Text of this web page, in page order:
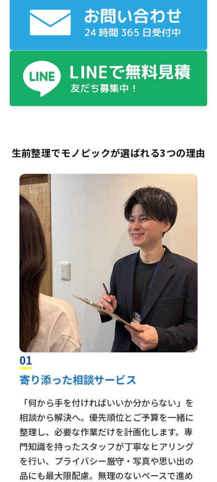
生前整理でモノピックが選ばれる3つの理由
01
寄り添った相談サービス
「何から手を付ければいいか分からない」を
相談から解決へ。優先順位とご予算を一緒に
整理し、必要な作業だけを計画化します。専
門知識を持ったスタッフが丁寧なヒアリング
を行い、プライバシー厳守・写真や思い出の
品にも最大限配慮。無理のないペースで進め